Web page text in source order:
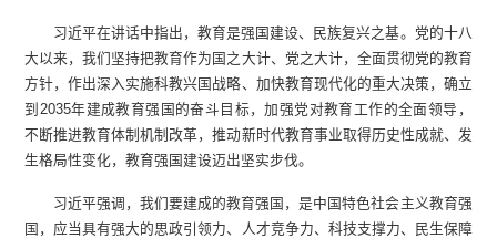
习近平在讲话中指出，教育是强国建设、民族复兴之基。党的十八
大以来，我们坚持把教育作为国之大计、党之大计，全面贯彻党的教育
方针，作出深入实施科教兴国战略、加快教育现代化的重大决策，确立
到2035年建成教育强国的奋斗目标，加强党对教育工作的全面领导，
不断推进教育体制机制改革，推动新时代教育事业取得历史性成就、发
生格局性变化，教育强国建设迈出坚实步伐。
习近平强调，我们要建成的教育强国，是中国特色社会主义教育强
国，应当具有强大的思政引领力、人才竞争力、科技支撑力、民生保障